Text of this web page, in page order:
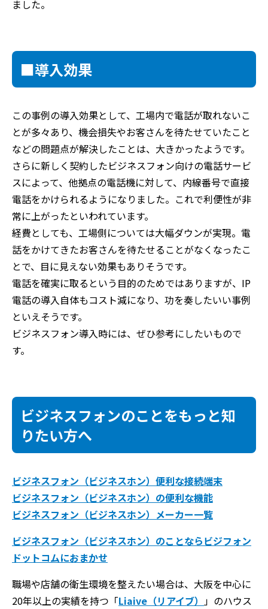
ました。
■導入効果
この事例の導入効果として、工場内で電話が取れないこ
とが多々あり、機会損失やお客さんを待たせていたこと
などの問題点が解決したことは、大きかったようです。
さらに新しく契約したビジネスフォン向けの電話サービ
スによって、他拠点の電話機に対して、内線番号で直接
電話をかけられるようになりました。これで利便性が非
常に上がったといわれています。
経費としても、工場側については大幅ダウンが実現。電
話をかけてきたお客さんを待たせることがなくなったこ
とで、目に見えない効果もありそうです。
電話を確実に取るという目的のためではありますが、IP
電話の導入自体もコスト減になり、功を奏したいい事例
といえそうです。
ビジネスフォン導入時には、ぜひ参考にしたいもので
す。
ビジネスフォンのことをもっと知
りたい方へ
ビジネスフォン（ビジネスホン）便利な接続端末
ビジネスフォン（ビジネスホン）の便利な機能
ビジネスフォン（ビジネスホン）メーカー一覧
ビジネスフォン（ビジネスホン）のことならビジフォン
ドットコムにおまかせ
職場や店舗の衛生環境を整えたい場合は、大阪を中心に
20年以上の実績を持つ「Liaive（リアイブ）
」のハウス